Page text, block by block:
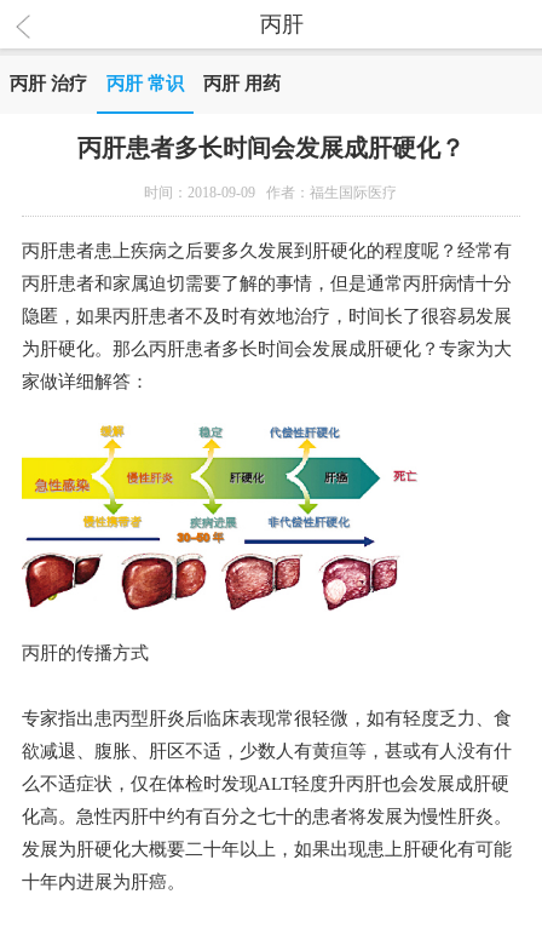
丙肝
丙肝 治疗 丙肝 常识 丙肝 用药
丙肝患者多长时间会发展成肝硬化？
时间：2018-09-09 作者：福生国际医疗
丙肝患者患上疾病之后要多久发展到肝硬化的程度呢？经常有
丙肝患者和家属迫切需要了解的事情，但是通常丙肝病情十分
隐匿，如果丙肝患者不及时有效地治疗，时间长了很容易发展
为肝硬化。那么丙肝患者多长时间会发展成肝硬化？专家为大
家做详细解答：
丙肝的传播方式
专家指出患丙型肝炎后临床表现常很轻微，如有轻度乏力、食
欲减退、腹胀、肝区不适，少数人有黄疸等，甚或有人没有什
么不适症状，仅在体检时发现ALT轻度升丙肝也会发展成肝硬
化高。急性丙肝中约有百分之七十的患者将发展为慢性肝炎。
发展为肝硬化大概要二十年以上，如果出现患上肝硬化有可能
十年内进展为肝癌。